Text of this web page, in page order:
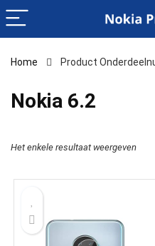
Home Product
‎Nokia 6.2
Het enkele resultaat weergeven